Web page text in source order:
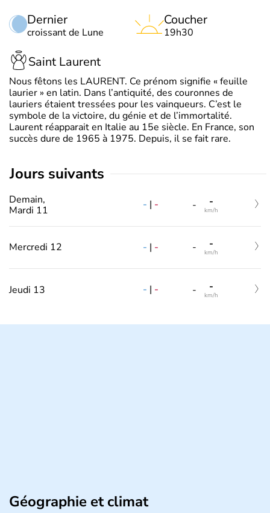
Dernier
croissant de Lune
Coucher
19h30
Saint Laurent
Nous fêtons les LAURENT. Ce prénom signifie « feuille
laurier » en latin. Dans l’antiquité, des couronnes de
lauriers étaient tressées pour les vainqueurs. C’est le
symbole de la victoire, du génie et de l’immortalité.
Laurent réapparait en Italie au 15e siècle. En France, son
succès dure de 1965 à 1975. Depuis, il se fait rare.
jours suivants
Demain,
Mardi 11
- | - - -
km/h
Mercredi 12 - | - - -
km/h
Jeudi 13 - | - - -
km/h
Géographie et climat